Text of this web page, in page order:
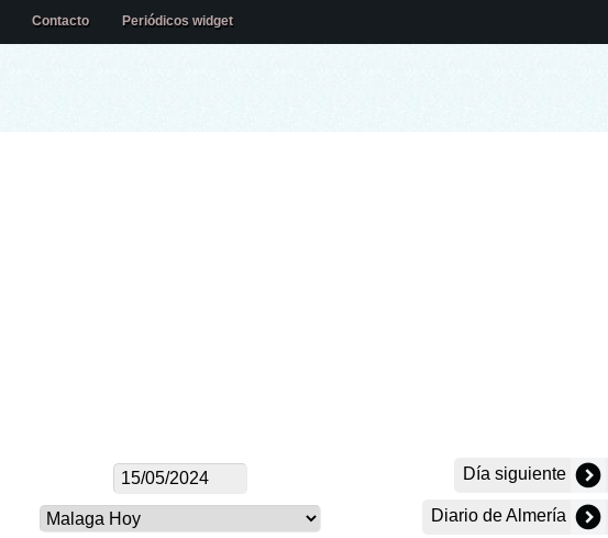
Contacto Periódicos widget
Día siguiente
Diario de Almería